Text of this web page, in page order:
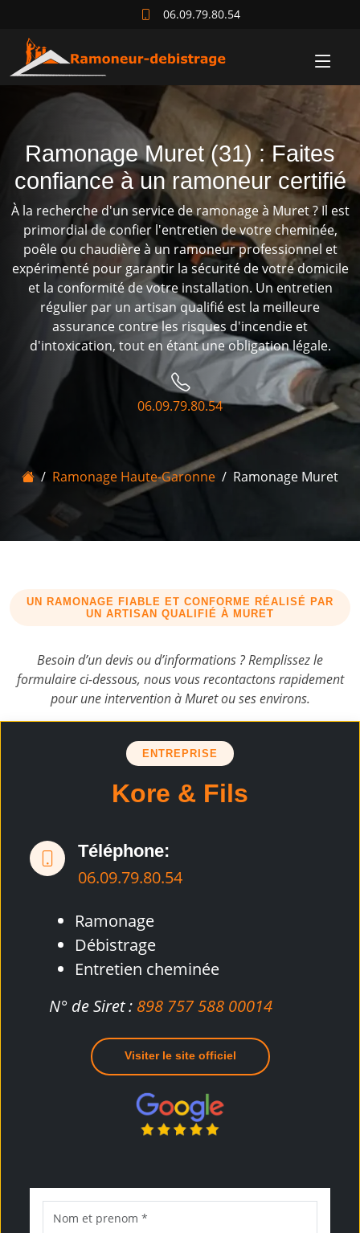
06.09.79.80.54
Ramonage Muret (31) : Faites
confiance à un ramoneur certifié
À la recherche d'un service de ramonage à Muret ? Il est
primordial de confier l'entretien de votre cheminée,
poêle ou chaudière à un ramoneur professionnel et
expérimenté pour garantir la sécurité de votre domicile
et la conformité de votre installation. Un entretien
régulier par un artisan qualifié est la meilleure
assurance contre les risques d'incendie et
d'intoxication, tout en étant une obligation légale.
06.09.79.80.54
Accueil
Ramonage Haute-Garonne Ramonage Muret
UN RAMONAGE FIABLE ET CONFORME RÉALISÉ PAR
UN ARTISAN QUALIFIÉ À MURET
Besoin d’un devis ou d’informations ? Remplissez le
formulaire ci-dessous, nous vous recontactons rapidement
pour une intervention à Muret ou ses environs.
ENTREPRISE
Kore & Fils
Téléphone:
06.09.79.80.54
Ramonage
Débistrage
Entretien cheminée
N° de Siret : 898 757 588 00014
Visiter le site officiel